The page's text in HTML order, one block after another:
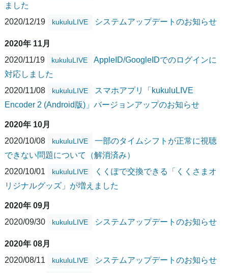
ました
2020/12/19
kukuluLIVE システムアップデートのお知らせ
2020年 11月
2020/11/19
kukuluLIVE
AppleID/GoogleIDでのログインに
対応しました
2020/11/08
kukuluLIVE
スマホアプリ「kukuluLIVE
Encoder 2 (Android版)」バージョンアップのお知らせ
2020年 10月
2020/10/08
kukuluLIVE
一部のタイムシフトが正常に視聴
できない問題について（解消済み）
2020/10/01
kukuluLIVE
くくぽで交換できる「くくさまオ
リジナルグッズ」が増えました
2020年 09月
2020/09/30
kukuluLIVE システムアップデートのお知らせ
2020年 08月
2020/08/11
kukuluLIVE システムアップデートのお知らせ